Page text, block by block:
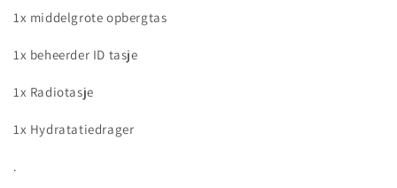
1x middelgrote opbergtas
1x beheerder ID tasje
1x Radiotasje
1x Hydratatiedrager
.